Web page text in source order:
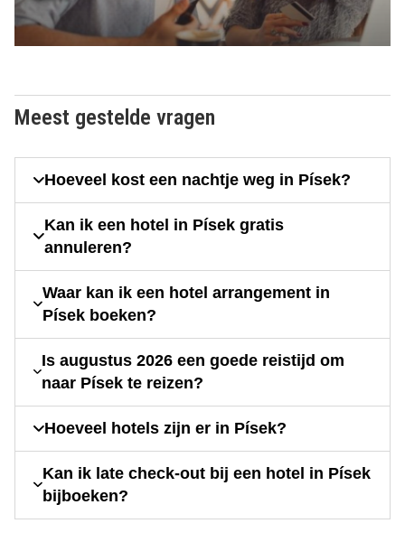
Meest gestelde vragen
Hoeveel kost een nachtje weg in Písek?
Kan ik een hotel in Písek gratis
annuleren?
Waar kan ik een hotel arrangement in
Písek boeken?
Is augustus 2026 een goede reistijd om
naar Písek te reizen?
Hoeveel hotels zijn er in Písek?
Kan ik late check-out bij een hotel in Písek
bijboeken?